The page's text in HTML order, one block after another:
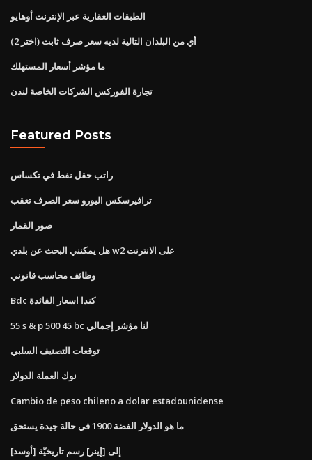
الطبقات العقارية عبر الإنترنت أوهايو
أي من البلدان التالية لديه سعر صرف ثابت (اختر 2)
ما مؤشر أسعار المستهلك
تجارة الفوركس الشركات الخاصة لندن
Featured Posts
راتب حقل نفط في تكساس
ترافيرسكس اليورو سعر الصرف تعقب
صور القمار
هل يمكنني البحث عن بلدي w2 على الانترنت
وظائف محاسب قانوني
Bdc كندا اسعار الفائدة
55 s & p 500 45 bc لنا مؤشر إجمالي
توقعات التصنيف السلبي
نوك العملة الدولار
Cambio de peso chileno a dolar estadounidense
ما هو الدولار الفضة 1900 في حالة جيدة يستحق
[أوسد] إلى [إينر] رسم تاريخيّة